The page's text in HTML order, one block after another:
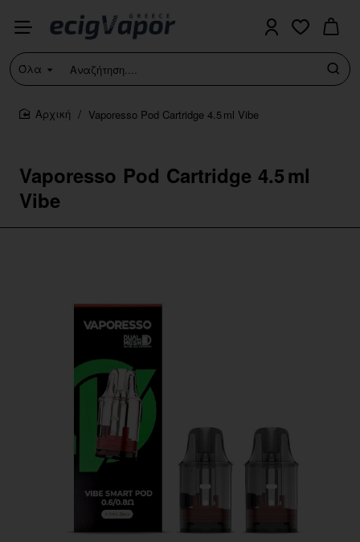
Όλα
Αναζήτηση....
Vaporesso Pod Cartridge 4.5 ml
Vibe
home
Vaporesso Pod Cartridge 4.5 ml Vibe